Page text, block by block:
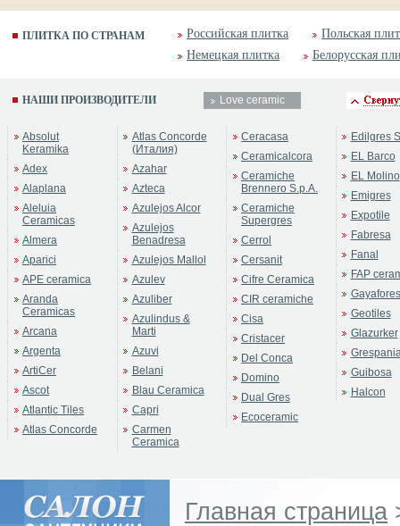
Love ceramic
ПЛИТКА ПО СТРАНАМ Российская плитка
Польская
Немецкая плитка
Белорусская
НАШИ ПРОИЗВОДИТЕЛИ Love ceramic
Absolut
Keramika
Adex
Alaplana
Aleluia
Ceramicas
Almera
Aparici
APE ceramica
Aranda
Ceramicas
Arcana
Argenta
ArtiCer
Ascot
Atlantic Tiles
Atlas Concorde
Atlas Concorde
(Италия)
Azahar
Azteca
Azulejos Alcor
Azulejos
Benadresa
Azulejos Mallol
Azulev
Azuliber
Azulindus &
Marti
Azuvi
Belani
Blau Ceramica
Capri
Carmen
Ceramica
Ceracasa
Ceramicalcora
Ceramiche
Brennero S.p.A.
Ceramiche
Supergres
Cerrol
Cersanit
Cifre Ceramica
CIR ceramiche
Cisa
Cristacer
Del Conca
Domino
Dual Gres
Ecoceramic
Edilgres
EL Barco
EL Molino
Emigres
Expotile
Fabresa
Fanal
FAP
Gayafores
Geotiles
Glazurker
Guibosa
Halcon
Главная страница